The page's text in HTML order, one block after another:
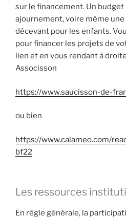
sur le financement. Un
ajournement, voire même une
décevant pour les enfants.
pour financer les projets de
lien et en vous rendant à
Associsson
https://www.saucisson-de-
ou bien
https://www.calameo.com/
bf22
Les ressources
En règle générale, la